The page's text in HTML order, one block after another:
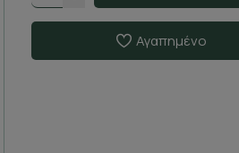
Αγαπημένο